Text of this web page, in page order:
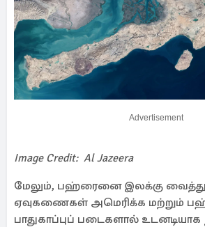
Advertisement
Image Credit: Al Jazeera
மேலும், பஹ்ரைனை இலக்கு வைத்து
ஏவுகணைகள் அமெரிக்க மற்றும்
பாதுகாப்புப் படைகளால் உடனடியாக